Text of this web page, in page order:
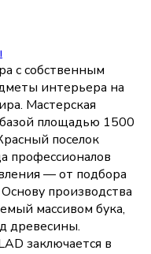
с собственным
интерьера на
Мастерская
площадью 1500
поселок
профессионалов
— от подбора
производства
массивом бука,
древесины.
заключается в